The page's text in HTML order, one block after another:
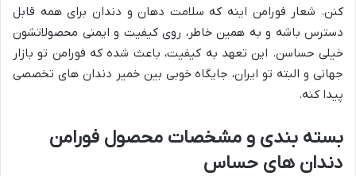
کنن. شعار فورامن اینه که سلامت دهان و دندان برای همه قابل
دسترس باشه و به همین خاطر، روی کیفیت و ایمنی محصولاتشون
خیلی حساسن. این تعهد به کیفیت، باعث شده که فورامن تو بازار
جهانی و البته تو ایران، جایگاه خوبی بین خمیر دندان های تخصصی
پیدا کنه.
بسته بندی و مشخصات محصول فورامن
دندان های حساس